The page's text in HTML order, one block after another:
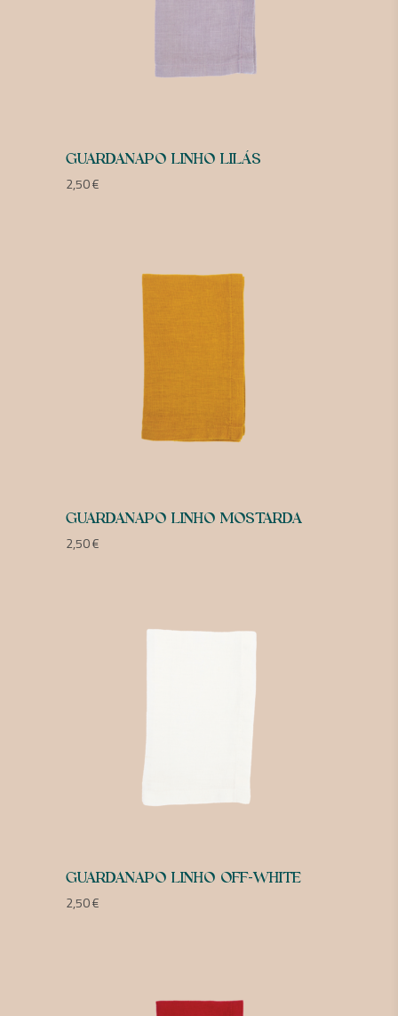
GUARDANAPO LINHO LILÁS
2,50€
GUARDANAPO LINHO MOSTARDA
2,50€
GUARDANAPO LINHO OFF-WHITE
2,50€